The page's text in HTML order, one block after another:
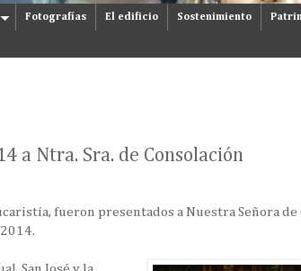
Fotografías El edificio Sostenimiento
a Ntra. Sra. de Consolación
fueron presentados a Nuestra Señora